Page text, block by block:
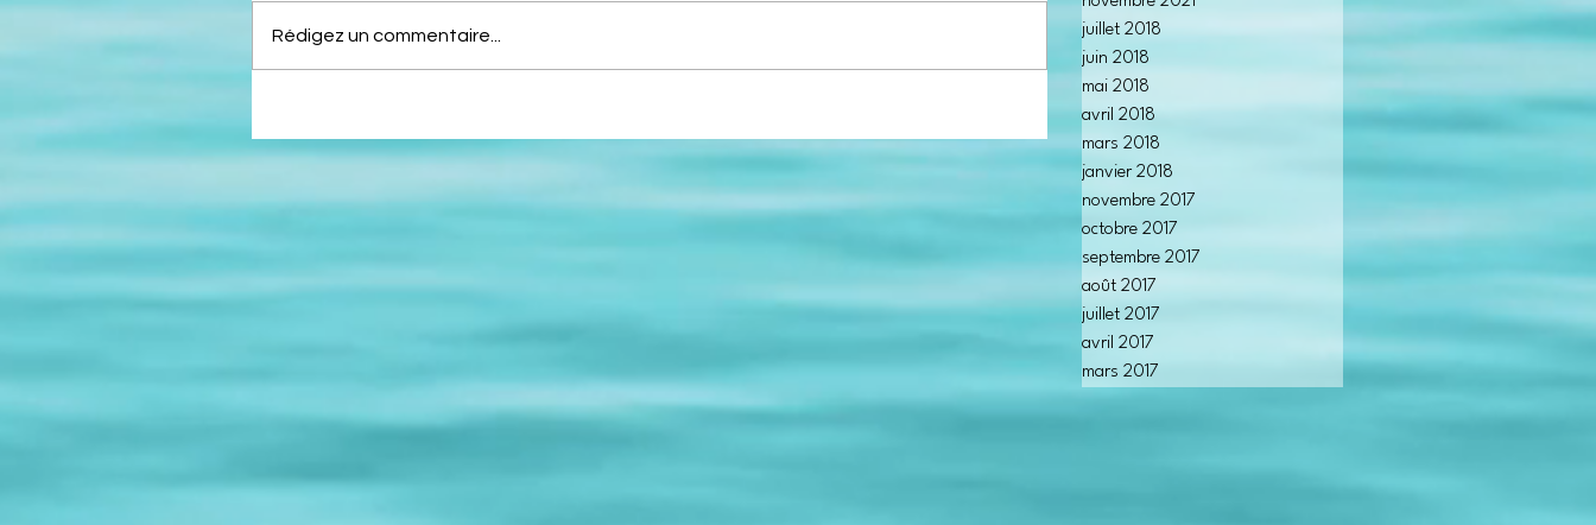
Rédigez un commentaire...
juillet 2018
juin 2018
mai 2018
avril 2018
mars 2018
janvier 2018
novembre 2017
octobre 2017
septembre 2017
août 2017
juillet 2017
avril 2017
mars 2017